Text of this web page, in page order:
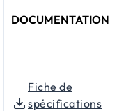
DOCUMENTATION
Fiche de
spécifications